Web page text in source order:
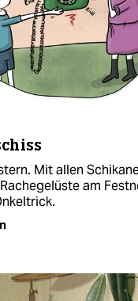
Mit allen
am